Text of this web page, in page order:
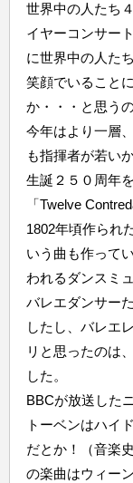
生
塾
世界中の人たち
イヤーコンサー
に世界中の人た
笑顔でいること
か・・・と思うの
今年はより一層
も指揮者が若い
生誕２５０周年
「Twelve
1802年頃作られ
いう曲も作って
われるダンスミ
バレエダンサー
したし、バレエ
リと思ったのは
した。
BBCが放送した
トーベンはハイ
だとか！（音楽
の楽曲はウィー